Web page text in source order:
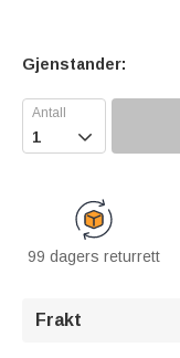
Gjenstander:

99 dagers returrett
Frakt